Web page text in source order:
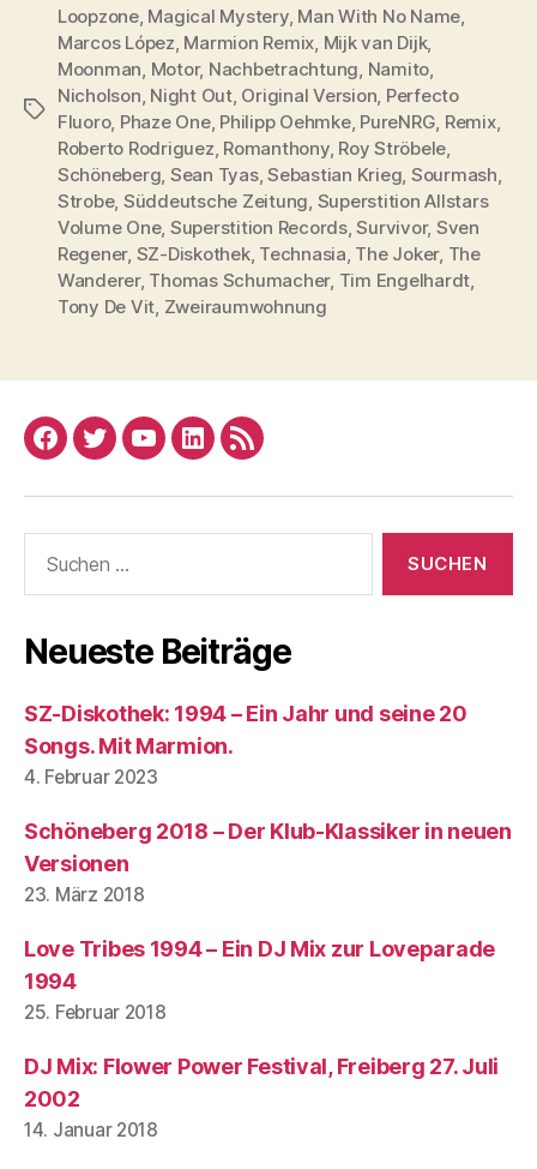
seine
20
Songs.
Mit
Marmion.“
Schlagwörter
Loopzone, Magical Mystery, Man With No Name
Marcos López Marmion Remix Mijk van Dijk,
Moonman Motor, Nachbetrachtung Namito
Nicholson Night Out, Original Version Perfecto
Fluoro, Phaze One, Philipp Oehmke, PureNRG Remix,
Roberto Rodriguez Romanthony, Roy Ströbele
Schöneberg Sean Tyas,Sebastian Krieg Sourmash
Strobe, Süddeutsche Zeitung Superstition Allstars
Volume One, Superstition Records,Survivor, Sven
Regener, SZ-Diskothek, Technasia The Joker, The
Wanderer, Thomas Schumacher, Tim Engelhardt
Tony De Vit Zweiraumwohnung
Facebook
TwitterYouTube
LinkedRSS
nach:
Neueste Beiträge
SZ-Diskothek: 1994 – Ein Jahr und seine 20
Songs. Mit Marmion.
4. Februar 2023
Schöneberg 2018 – Der Klub-Klassiker in neuen
Versionen
23. März 2018
Love Tribes 1994 – Ein DJ Mix zur Loveparade
1994
25. Februar 2018
DJ Mix: Flower Power Festival, Freiberg 27. Juli
2002
14. Januar 2018